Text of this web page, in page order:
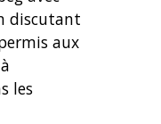
discutant
aux
les